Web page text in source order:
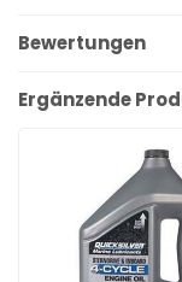
Bewertungen
Ergänzende